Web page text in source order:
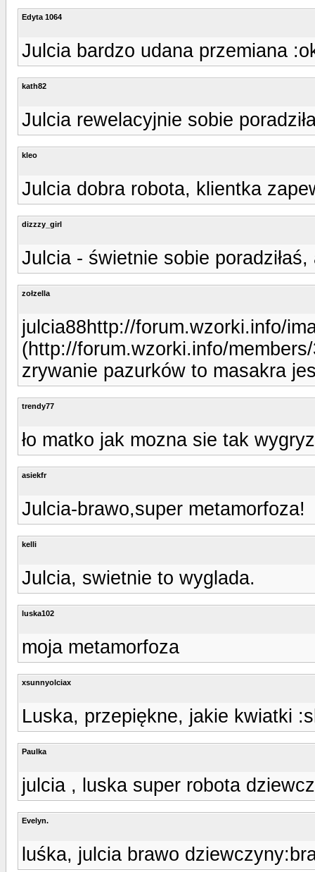
Edyta 1064
Julcia bardzo udana przemiana
kath82
Julcia rewelacyjnie sobie
kleo
Julcia dobra robota, klientka
dizzzy_girl
Julcia - świetnie sobie
zołzella
julcia88http://forum.wzorki.info/
(http://forum.wzorki.info/
zrywanie pazurków to masakra
trendy77
ło matko jak mozna sie tak
asiekfr
Julcia-brawo,super metamorfoza!
kelli
Julcia, swietnie to wyglada.
luska102
moja metamorfoza
xsunnyolciax
Luska, przepiękne, jakie kwiatki
Paulka
julcia , luska super robota
Evelyn.
luśka, julcia brawo